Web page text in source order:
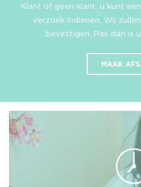
Klant of geen klant, u kunt
verzoek indienen. Wij
bevestigen. Pas dan is
MAAK